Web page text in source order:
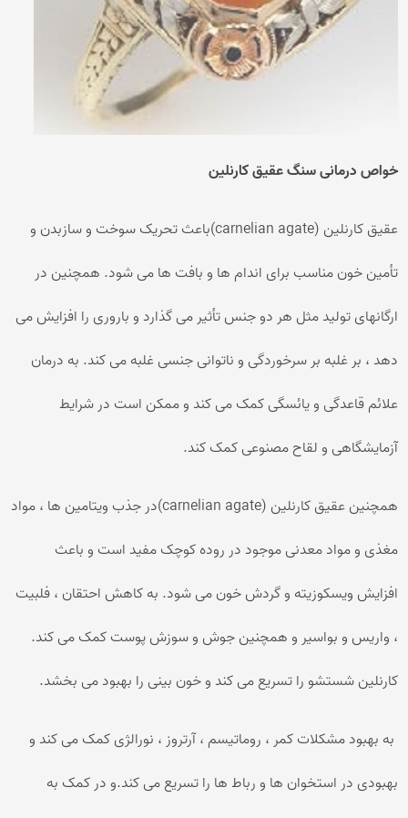
خواص درمانی سنگ عقیق کارنلین
عقیق کارنلین (carnelian agate)باعث تحریک سوخت و سازبدن و
تأمین خون مناسب برای اندام ها و بافت ها می شود. همچنین در
ارگانهای تولید مثل هر دو جنس تأثیر می گذارد و باروری را افزایش می
دهد ، بر غلبه بر سرخوردگی و ناتوانی جنسی غلبه می کند. به درمان
علائم قاعدگی و یائسگی کمک می کند و ممکن است در شرایط
آزمایشگاهی و لقاح مصنوعی کمک کند.
همچنین عقیق کارنلین (carnelian agate)در جذب ویتامین ها ، مواد
مغذی و مواد معدنی موجود در روده کوچک مفید است و باعث
افزایش ویسکوزیته و گردش خون می شود. به کاهش احتقان ، فلبیت
، واریس و بواسیر و همچنین جوش و سوزش پوست کمک می کند.
کارنلین شستشو را تسریع می کند و خون بینی را بهبود می بخشد.
به بهبود مشکلات کمر ، روماتیسم ، آرتروز ، نورالژی کمک می کند و
بهبودی در استخوان ها و رباط ها را تسریع می کند.و در کمک به